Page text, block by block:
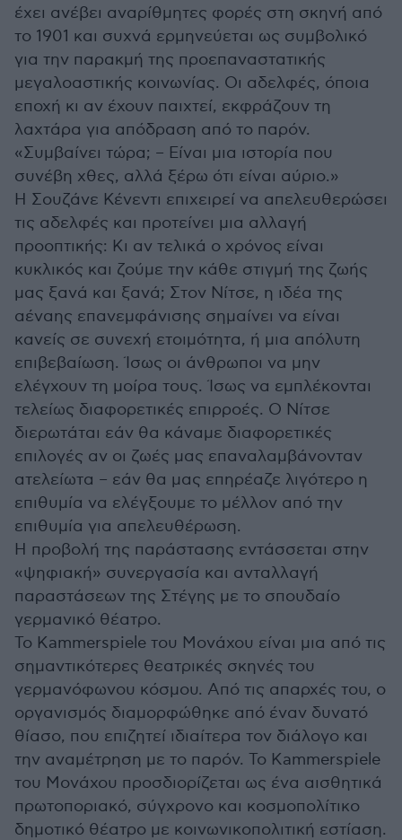
έχει ανέβει αναρίθμητες φορές στη σκηνή από
το 1901 και συχνά ερμηνεύεται ως συμβολικό
για την παρακμή της προεπαναστατικής
μεγαλοαστικής κοινωνίας. Οι αδελφές, όποια
εποχή κι αν έχουν παιχτεί, εκφράζουν τη
λαχτάρα για απόδραση από το παρόν.
«Συμβαίνει τώρα; – Είναι μια ιστορία που
συνέβη χθες, αλλά ξέρω ότι είναι αύριο.»
Η Σουζάνε Κένεντι επιχειρεί να απελευθερώσει
τις αδελφές και προτείνει μια αλλαγή
προοπτικής: Κι αν τελικά ο χρόνος είναι
κυκλικός και ζούμε την κάθε στιγμή της ζωής
μας ξανά και ξανά; Στον Νίτσε, η ιδέα της
αέναης επανεμφάνισης σημαίνει να είναι
κανείς σε συνεχή ετοιμότητα, ή μια απόλυτη
επιβεβαίωση. Ίσως οι άνθρωποι να μην
ελέγχουν τη μοίρα τους. Ίσως να εμπλέκονται
τελείως διαφορετικές επιρροές. Ο Νίτσε
διερωτάται εάν θα κάναμε διαφορετικές
επιλογές αν οι ζωές μας επαναλαμβάνονταν
ατελείωτα – εάν θα μας επηρέαζε λιγότερο η
επιθυμία να ελέγξουμε το μέλλον από την
επιθυμία για απελευθέρωση.
Η προβολή της παράστασης εντάσσεται στην
«ψηφιακή» συνεργασία και ανταλλαγή
παραστάσεων της Στέγης με το σπουδαίο
γερμανικό θέατρο.
Το Kammerspiele του Μονάχου είναι μια από τις
σημαντικότερες θεατρικές σκηνές του
γερμανόφωνου κόσμου. Από τις απαρχές του, ο
οργανισμός διαμορφώθηκε από έναν δυνατό
θίασο, που επιζητεί ιδιαίτερα τον διάλογο και
την αναμέτρηση με το παρόν. Το Kammerspiele
του Μονάχου προσδιορίζεται ως ένα αισθητικά
πρωτοποριακό, σύγχρονο και κοσμοπολίτικο
δημοτικό θέατρο με κοινωνικοπολιτική εστίαση.